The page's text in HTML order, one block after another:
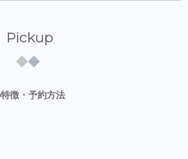
Pickup
徴・予約方法